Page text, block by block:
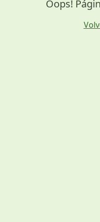
Oops!